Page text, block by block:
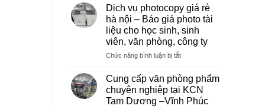
Dịch vụ photocopy giá rẻ
hà nội – Báo giá photo tài
liệu cho học sinh, sinh
viên, văn phòng, công ty
Chức năng bình luận bị tắtở
vụ
photocopy
giá
rẻ
Cung cấp văn phòng phẩm
chuyên nghiệp tại KCN
Tam Dương –Vĩnh Phúc